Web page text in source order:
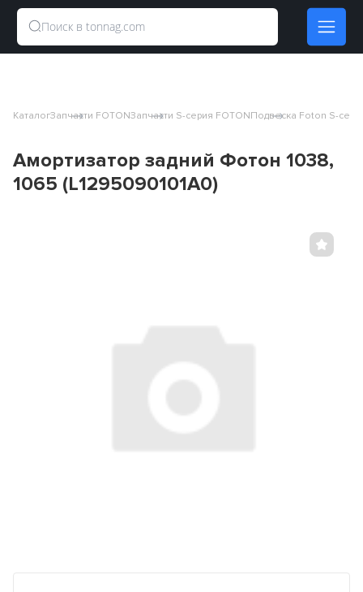
КаталогЗапчасти FOTONЗапчасти S-серия FOTONПодвеска Foton S-
Амортизатор задний Фотон 1038,
1065 (L1295090101A0)